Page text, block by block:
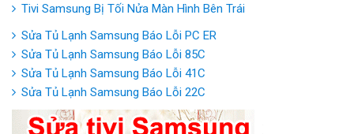
Tivi Samsung Bị Tối Nửa Màn Hình Bên Trái
Sửa Tủ Lạnh Samsung Báo Lỗi PC ER
Sửa Tủ Lạnh Samsung Báo Lỗi 85C
Sửa Tủ Lạnh Samsung Báo Lỗi 41C
Sửa Tủ Lạnh Samsung Báo Lỗi 22C